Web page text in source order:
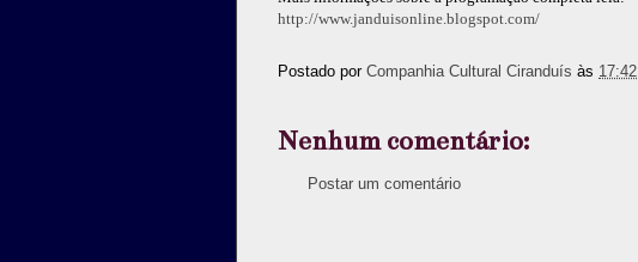
http://www.janduisonline.blogspot.com/
Postado por Companhia Cultural Ciranduís às 17:42
Nenhum comentário:
Postar um comentário